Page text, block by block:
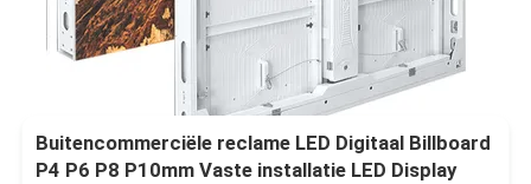
Buitencommerciële reclame LED Digitaal Billboard
P4 P6 P8 P10mm Vaste installatie LED Display